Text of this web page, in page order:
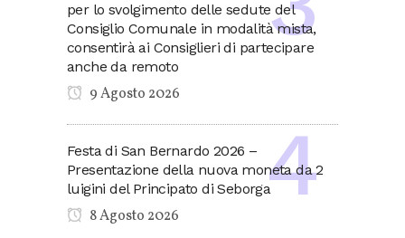
per lo svolgimento delle sedute del
Consiglio Comunale in modalità mista,
consentirà ai Consiglieri di partecipare
anche da remoto
9 Agosto 2026
Festa di San Bernardo 2026 –
Presentazione della nuova moneta da 2
luigini del Principato di Seborga
8 Agosto 2026